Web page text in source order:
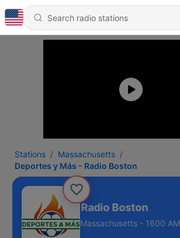
Stations
Massachusetts
Deportes y Más - Radio Boston
y Más - Radio Boston
Massachusetts - 1600 AM